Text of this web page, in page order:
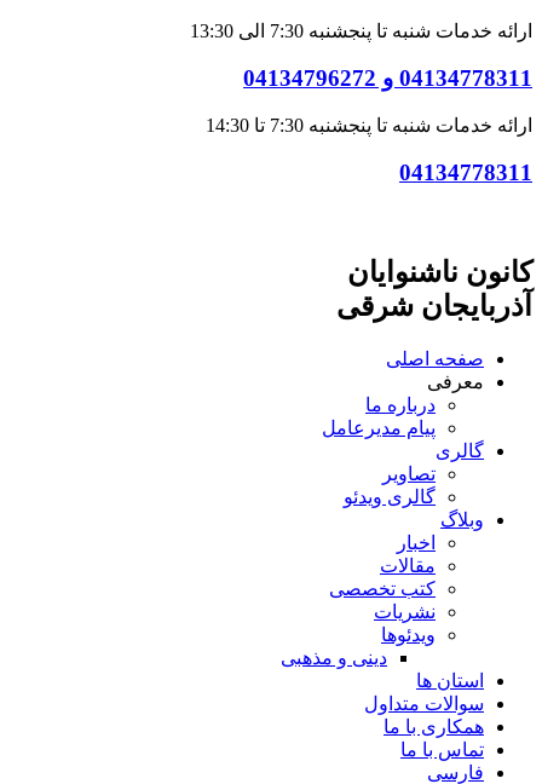
ارائه خدمات شنبه تا پنجشنبه 7:30 الی 13:30
04134778311 و 04134796272
ارائه خدمات شنبه تا پنجشنبه 7:30 تا 14:30
04134778311
کانون ناشنوایان
آذربایجان شرقی
صفحه اصلی
معرفی
درباره ما
پیام مدیرعامل
گالری
تصاویر
گالری ویدئو
وبلاگ
اخبار
مقالات
کتب تخصصی
نشریات
ویدئوها
دینی و مذهبی
استان ها
سوالات متداول
همکاری با ما
تماس با ما
فارسی